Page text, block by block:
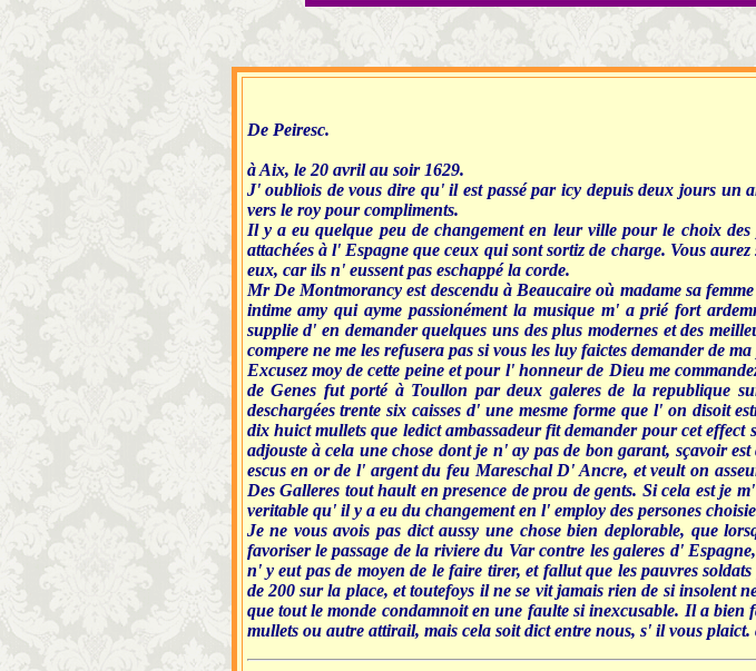
De Peiresc.
à Aix, le 20 avril au soir 1629.
J' oubliois de vous dire qu' il est passé par icy depuis deux jours un
vers le roy pour compliments.
Il y a eu quelque peu de changement en leur ville pour le choix
attachées à l' Espagne que ceux qui sont sortiz de charge. Vous
eux, car ils n' eussent pas eschappé la corde.
Mr De Montmorancy est descendu à Beaucaire où madame sa
intime amy qui ayme passionément la musique m' a prié fort
supplie d' en demander quelques uns des plus modernes et des
compere ne me les refusera pas si vous les luy faictes demander de
Excusez moy de cette peine et pour l' honneur de Dieu me
de Genes fut porté à Toullon par deux galeres de la republique
deschargées trente six caisses d' une mesme forme que l' on disoit
dix huict mullets que ledict ambassadeur fit demander pour cet
adjouste à cela une chose dont je n' ay pas de bon garant, sçavoir
escus en or de l' argent du feu Mareschal D' Ancre, et veult on
Des Galleres tout hault en presence de prou de gents. Si cela est je
veritable qu' il y a eu du changement en l' employ des persones
Je ne vous avois pas dict aussy une chose bien deplorable, que
favoriser le passage de la riviere du Var contre les galeres d'
n' y eut pas de moyen de le faire tirer, et fallut que les pauvres
de 200 sur la place, et toutefoys il ne se vit jamais rien de si insolent
que tout le monde condamnoit en une faulte si inexcusable. Il a bien
mullets ou autre attirail, mais cela soit dict entre nous, s' il vous